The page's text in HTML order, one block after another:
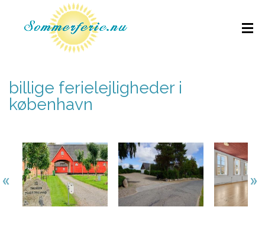
billige ferielejligheder i
københavn